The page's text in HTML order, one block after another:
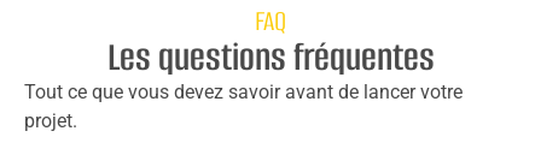
FAQ
Les questions fréquentes
Tout ce que vous devez savoir avant de lancer votre
projet.